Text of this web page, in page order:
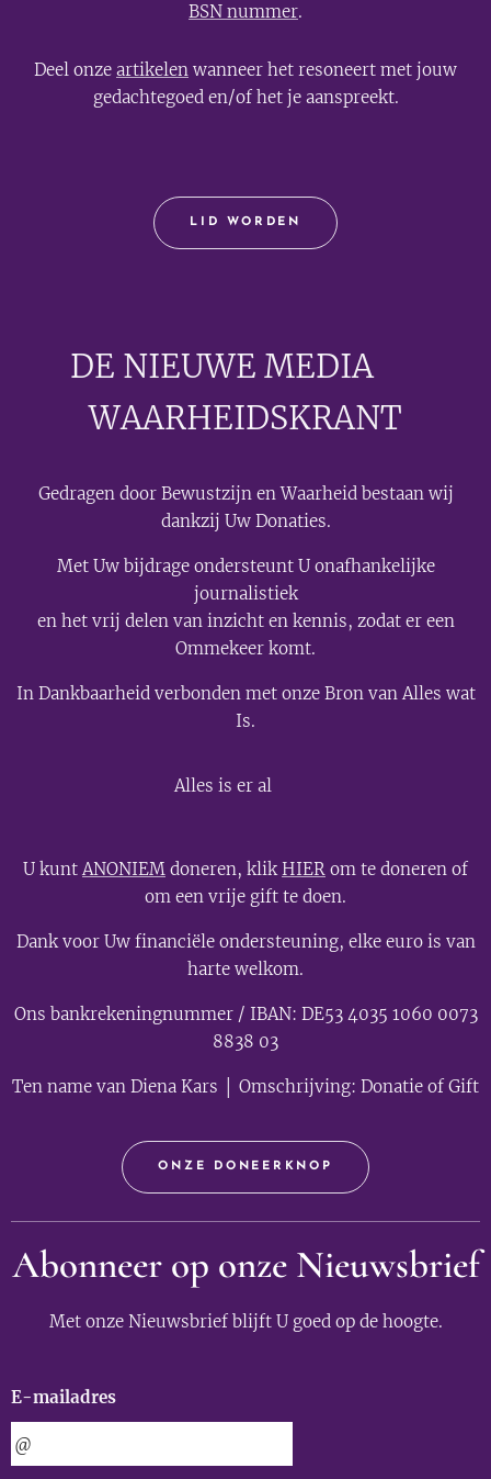
BSN nummer.
Deel onze artikelen wanneer het resoneert met jouw
gedachtegoed en/of het je aanspreekt.
LID WORDEN
DE NIEUWE MEDIA🟣
WAARHEIDSKRANT
Gedragen door Bewustzijn en Waarheid bestaan wij
dankzij Uw Donaties.
Met Uw bijdrage ondersteunt U onafhankelijke
journalistiek
en het vrij delen van inzicht en kennis, zodat er een
Ommekeer komt.
In Dankbaarheid verbonden met onze Bron van Alles wat
Is.
Alles is er al
U kuntANONIEM doneren, klikHIER om te doneren of
om een vrije gift te doen.
Dank voor Uw financiële ondersteuning, elke euro is van
harte welkom.
Ons bankrekeningnummer / IBAN: DE53 4035 1060 0073
8838 03
Ten name van Diena Kars │ Omschrijving: Donatie of Gift
ONZE DONEERKNOP
Abonneer op onze Nieuwsbrief
Met onze Nieuwsbrief blijft U goed op de hoogte.
E-mailadres